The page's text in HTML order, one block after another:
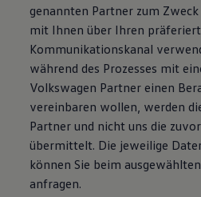
genannten Partner zum
mit Ihnen über Ihren
Kommunikationskanal
während des Prozesses mit
Volkswagen Partner einen
vereinbaren wollen, werden
Partner und nicht uns die
übermittelt. Die jeweilige
können Sie beim
anfragen.